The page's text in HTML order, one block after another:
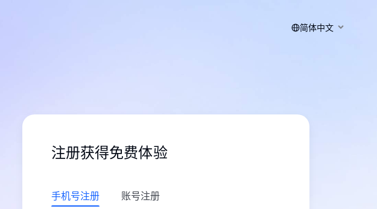
简体中文
注册获得免费体验
手机号注册 账号注册